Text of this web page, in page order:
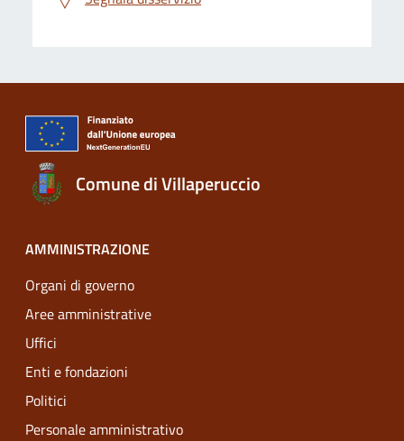
Comune di Villaperuccio
AMMINISTRAZIONE
Organi di governo
Aree amministrative
Uffici
Enti e fondazioni
Politici
Personale amministrativo